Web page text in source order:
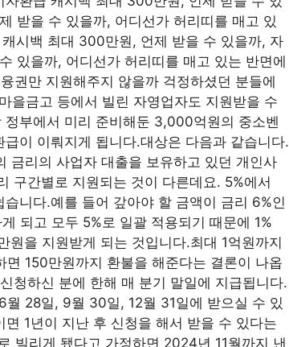
받을 수 있을까, 어디선가 허리띠를 매고 있
시백 최대 300만원, 언제 받을 수 있을까, 자
있을까, 어디선가 허리띠를 매고 있는 반면에
권만 지원해주지 않을까 걱정하셨던 분들에
을금고 등에서 빌린 자영업자도 지원받을 수
부에서 미리 준비해둔 3,000억원의 중소벤
이 이뤄지게 됩니다.대상은 다음과 같습니다.
금리의 사업자 대출을 보유하고 있던 개인사
구간별로 지원되는 것이 다른데요. 5%에서
니다.예를 들어 갚아야 할 금액이 금리 6%인
되고 모두 5%로 일괄 적용되기 때문에 1%
을 지원받게 되는 것입니다.최대 1억원까지
150만원까지 환불을 해준다는 결론이 나옵
청하신 분에 한해 매 분기 말일에 지급됩니다.
28일, 9월 30일, 12월 31일에 받으실 수 있
1년이 지난 후 신청을 해서 받을 수 있다는
빌리게 됐다고 가정하면 2024년 11월까지 낸